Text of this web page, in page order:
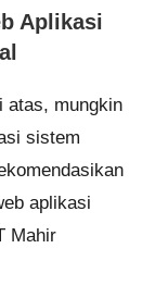
Aplikasi
atas, mungkin
sistem
aplikasi
Mahir